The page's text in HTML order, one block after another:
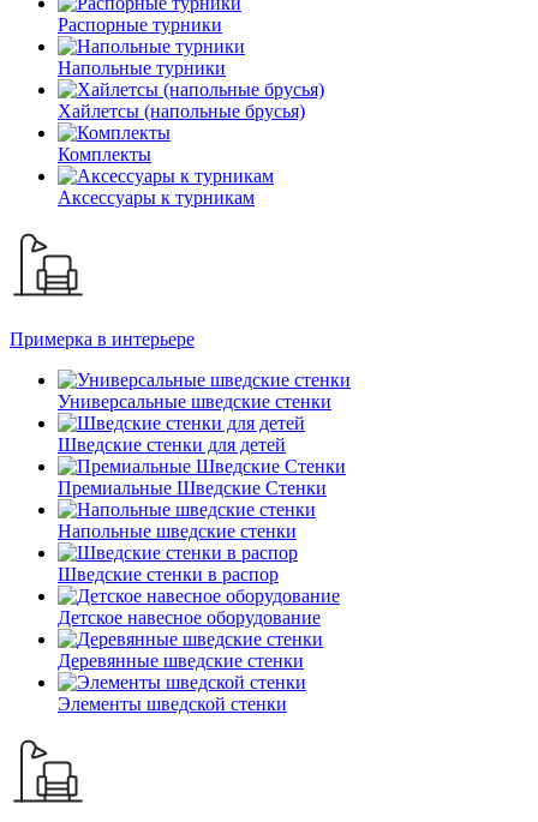
Распорные турники
Напольные турники
Хайлетсы (напольные брусья)
Комплекты
Аксессуары к турникам
Примерка в интерьере
Универсальные шведские стенки
Шведские стенки для детей
Премиальные Шведские Стенки
Напольные шведские стенки
Шведские стенки в распор
Детское навесное оборудование
Деревянные шведские стенки
Элементы шведской стенки